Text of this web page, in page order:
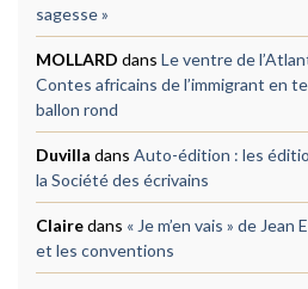
sagesse »
MOLLARD dans Le ventre de
Contes africains de l’immigrant en
ballon rond
Duvilla dans Auto-édition : les
la Société des écrivains
Clairedans « Je m’en vais » de
et les conventions